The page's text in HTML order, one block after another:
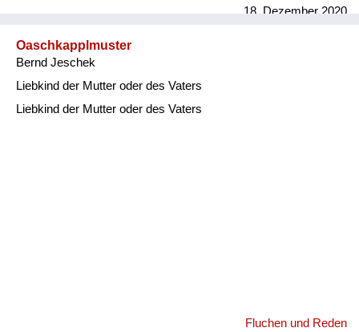
18. Dezember 2020
Oaschkapplmuster
Bernd Jeschek
Liebkind der Mutter oder des Vaters
Liebkind der Mutter oder des Vaters
Fluchen und Reden